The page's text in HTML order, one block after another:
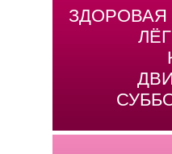
ЗДОРОВАЯ